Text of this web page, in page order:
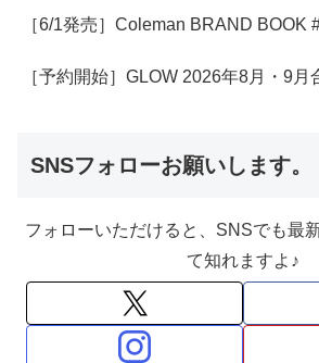
［6/1発売］Coleman BRAND BOOK
［予約開始］GLOW 2026年8月・9月
SNSフォローお願いします。
フォローいただけると、SNSでも最
て知れますよ♪